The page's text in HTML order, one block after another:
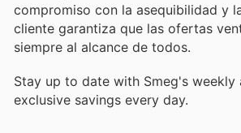
compromiso con la asequibilidad y
cliente garantiza que las ofertas
siempre al alcance de todos.
Stay up to date with Smeg's weekly
exclusive savings every day.